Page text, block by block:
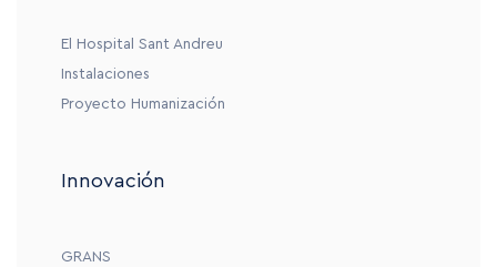
El Hospital Sant Andreu
Instalaciones
Proyecto Humanización
Innovación
GRANS